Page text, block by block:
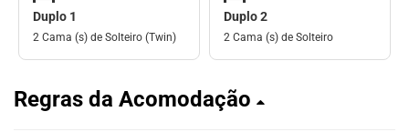
Duplo 1
2 Cama (s) de Solteiro (Twin)
Duplo 2
2 Cama (s) de Solteiro
Regras da Acomodação